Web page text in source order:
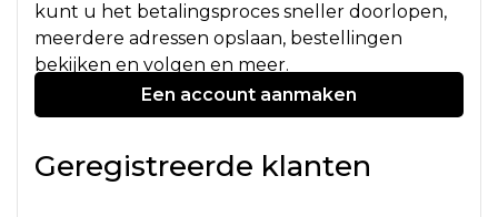
kunt u het betalingsproces sneller doorlopen,
meerdere adressen opslaan, bestellingen
bekijken en volgen en meer.
Een account aanmaken
Geregistreerde klanten